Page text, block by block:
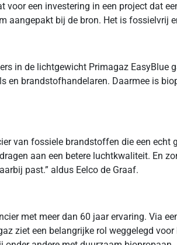
een investering in een project dat
aangepakt bij de bron. Het is fossielvrij
in de lichtgewicht Primagaz EasyBlue
en brandstofhandelaren. Daarmee is
van fossiele brandstoffen die een
aan een betere luchtkwaliteit. En
past.” aldus Eelco de Graaf.
met meer dan 60 jaar ervaring. Via
ziet een belangrijke rol weggelegd